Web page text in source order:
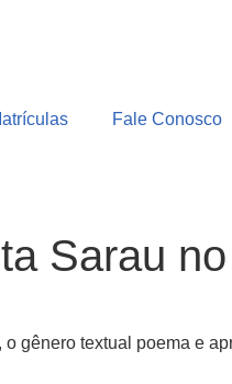
Fale Conosco
Sarau
gênero textual poema e